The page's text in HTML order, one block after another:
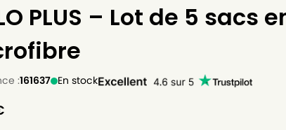
PLUS – Lot de 5 sacs
:161637 En stock